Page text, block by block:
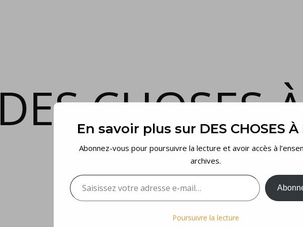
DES CHOSES
et voilà…
En savoir plus sur DES CHOSES À
Abonnez-vous pour poursuivre la lecture et avoir accès à
archives.
Saisissez votre adresse e-mail…
Poursuivre la lecture